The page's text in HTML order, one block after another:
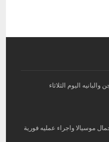
اليوم الثلاثاء
موسيالا واجراء عمليه فورية